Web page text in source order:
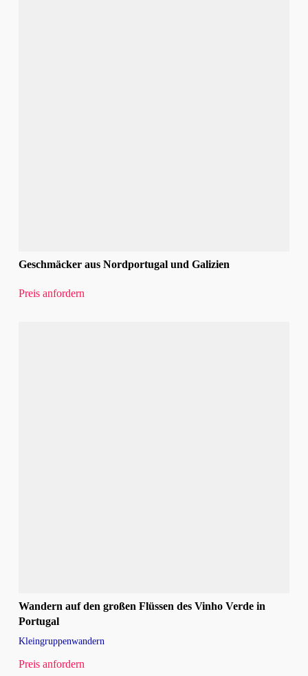
Geschmäcker aus Nordportugal und Galizien
Preis anfordern
Wandern auf den großen Flüssen des Vinho Verde in
Portugal
Kleingruppenwandern
Preis anfordern